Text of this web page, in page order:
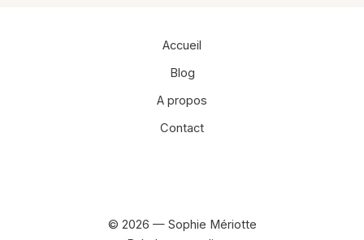
Accueil
Blog
A propos
Contact
© 2026 — Sophie Mériotte